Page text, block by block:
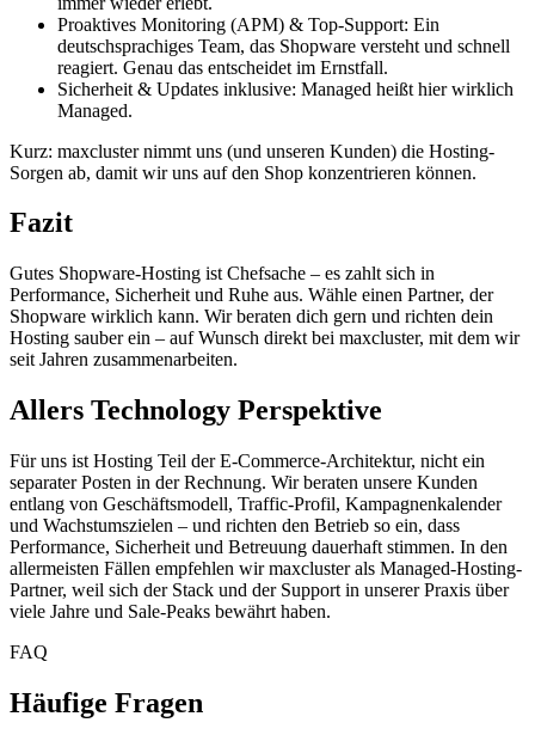
Proaktives Monitoring (APM) & Top-Support: Ein
deutschsprachiges Team, das Shopware versteht und schnell
reagiert. Genau das entscheidet im Ernstfall.
Sicherheit & Updates inklusive: Managed heißt hier wirklich
Managed.
Kurz: maxcluster nimmt uns (und unseren Kunden) die Hosting-
Sorgen ab, damit wir uns auf den Shop konzentrieren können.
Fazit
Gutes Shopware-Hosting ist Chefsache – es zahlt sich in
Performance, Sicherheit und Ruhe aus. Wähle einen Partner, der
Shopware wirklich kann. Wir beraten dich gern und richten dein
Hosting sauber ein – auf Wunsch direkt bei maxcluster, mit dem wir
seit Jahren zusammenarbeiten.
Allers Technology Perspektive
Für uns ist Hosting Teil der E-Commerce-Architektur, nicht ein
separater Posten in der Rechnung. Wir beraten unsere Kunden
entlang von Geschäftsmodell, Traffic-Profil, Kampagnenkalender
und Wachstumszielen – und richten den Betrieb so ein, dass
Performance, Sicherheit und Betreuung dauerhaft stimmen. In den
allermeisten Fällen empfehlen wir maxcluster als Managed-Hosting-
Partner, weil sich der Stack und der Support in unserer Praxis über
viele Jahre und Sale-Peaks bewährt haben.
FAQ
Häufige Fragen